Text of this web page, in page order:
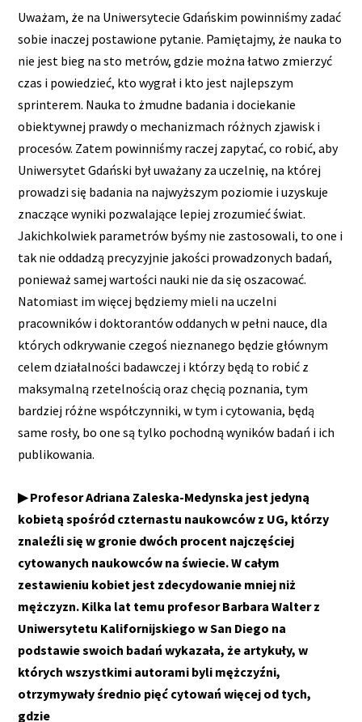
Uważam, że na Uniwersytecie Gdańskim powinniśmy zadać
sobie inaczej postawione pytanie. Pamiętajmy, że nauka to
nie jest bieg na sto metrów, gdzie można łatwo zmierzyć
czas i powiedzieć, kto wygrał i kto jest najlepszym
sprinterem. Nauka to żmudne badania i dociekanie
obiektywnej prawdy o mechanizmach różnych zjawisk i
procesów. Zatem powinniśmy raczej zapytać, co robić, aby
Uniwersytet Gdański był uważany za uczelnię, na której
prowadzi się badania na najwyższym poziomie i uzyskuje
znaczące wyniki pozwalające lepiej zrozumieć świat.
Jakichkolwiek parametrów byśmy nie zastosowali, to one i
tak nie oddadzą precyzyjnie jakości prowadzonych badań,
ponieważ samej wartości nauki nie da się oszacować.
Natomiast im więcej będziemy mieli na uczelni
pracowników i doktorantów oddanych w pełni nauce, dla
których odkrywanie czegoś nieznanego będzie głównym
celem działalności badawczej i którzy będą to robić z
maksymalną rzetelnością oraz chęcią poznania, tym
bardziej różne współczynniki, w tym i cytowania, będą
same rosły, bo one są tylko pochodną wyników badań i ich
publikowania.
▶ Profesor Adriana Zaleska-Medynska jest jedyną
kobietą spośród czternastu naukowców z UG, którzy
znaleźli się w gronie dwóch procent najczęściej
cytowanych naukowców na świecie. W całym
zestawieniu kobiet jest zdecydowanie mniej niż
mężczyzn. Kilka lat temu profesor Barbara Walter z
Uniwersytetu Kalifornijskiego w San Diego na
podstawie swoich badań wykazała, że artykuły, w
których wszystkimi autorami byli mężczyźni,
otrzymywały średnio pięć cytowań więcej od tych,
gdzie